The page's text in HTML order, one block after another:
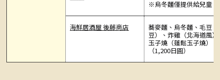
※烏冬麵僅提供給兒童。
海鮮居酒屋 後藤商店
蕎麥麵、烏冬麵、毛豆
豆）、炸雞（北海道風
玉子燒（蓬鬆玉子燒）
（1,200日圓）